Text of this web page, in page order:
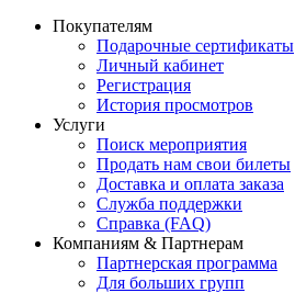
Покупателям
Подарочные сертификаты
Личный кабинет
Регистрация
История просмотров
Услуги
Поиск мероприятия
Продать нам свои билеты
Доставка и оплата заказа
Служба поддержки
Справка (FAQ)
Компаниям & Партнерам
Партнерская программа
Для больших групп